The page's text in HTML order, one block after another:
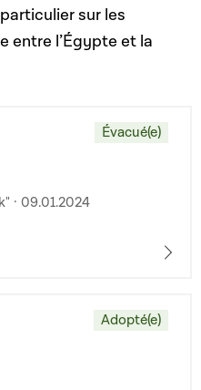
sur les
entre l’Égypte et la
Évacué(e)
· 09.01.2024
Adopté(e)